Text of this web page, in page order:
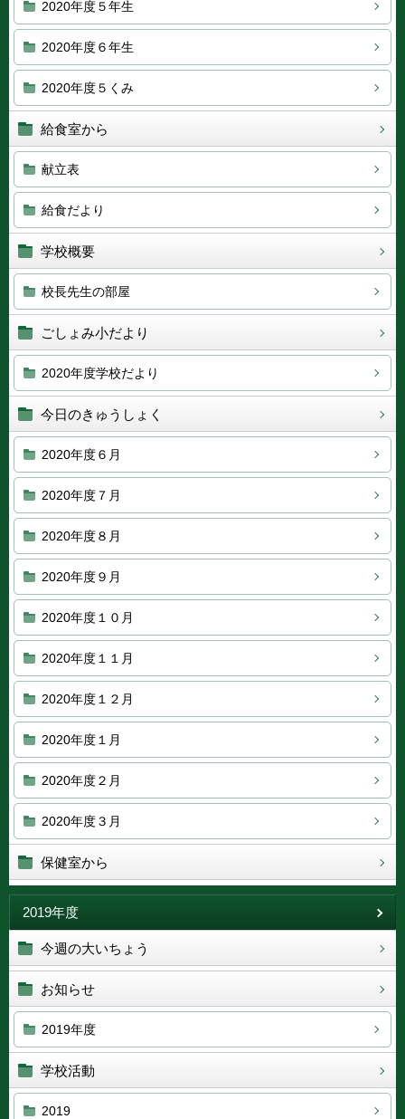
2020年度５年生
2020年度６年生
2020年度５くみ
給食室から
献立表
給食だより
学校概要
校長先生の部屋
ごしょみ小だより
2020年度学校だより
今日のきゅうしょく
2020年度６月
2020年度７月
2020年度８月
2020年度９月
2020年度１０月
2020年度１１月
2020年度１２月
2020年度１月
2020年度２月
2020年度３月
保健室から
2019年度
今週の大いちょう
お知らせ
2019年度
学校活動
2019